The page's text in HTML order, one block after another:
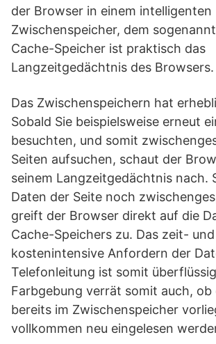
der Browser in einem intelligenten
Zwischenspeicher, dem
Cache-Speicher ist praktisch das
Langzeitgedächtnis des Browsers.
Das Zwischenspeichern hat
Sobald Sie beispielsweise erneut
besuchten, und somit
Seiten aufsuchen, schaut der
seinem Langzeitgedächtnis nach.
Daten der Seite noch
greift der Browser direkt auf die
Cache-Speichers zu. Das zeit- und
kostenintensive Anfordern der
Telefonleitung ist somit
Farbgebung verrät somit auch, ob
bereits im Zwischenspeicher
vollkommen neu eingelesen